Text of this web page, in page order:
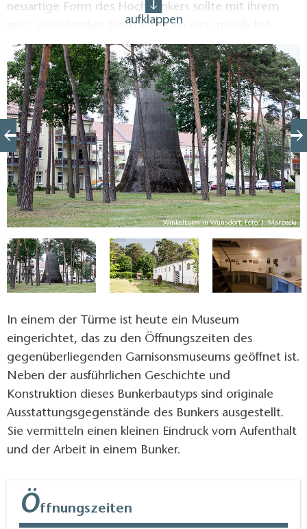
neuartige Form des Hochbunkers sollte mit ihrem
spitz zulaufenden Dach Bomben eine möglichst
geringe Angriffsfläche bieten und diese ohne
Explosion abgleiten lassen. Auf bis zu 9 Etagen
fanden je nach Ausführung bis zu 600 Menschen in
einem der Bunker Platz. In Zossen standen 19 dieser
markanten Hochbunkeranlagen. Im Rahmen der
Abrüstungsabkommen nach 1945 wurden 12 der
Türme gesprengt. Die verbleibenden 7 Winkeltürme
sowie die noch verbliebenen Reste der gesprengten
Bunker stehen heute unter Denkmalschutz.
aufklappen
Winkelturm in Wünsdorf, Foto: J. Marzecki
In einem der Türme ist heute ein Museum
eingerichtet, das zu den Öffnungszeiten des
gegenüberliegenden Garnisonsmuseums geöffnet ist.
Neben der ausführlichen Geschichte und
Konstruktion dieses Bunkerbautyps sind originale
Ausstattungsgegenstände des Bunkers ausgestellt.
Sie vermitteln einen kleinen Eindruck vom Aufenthalt
und der Arbeit in einem Bunker.
Öffnungszeiten